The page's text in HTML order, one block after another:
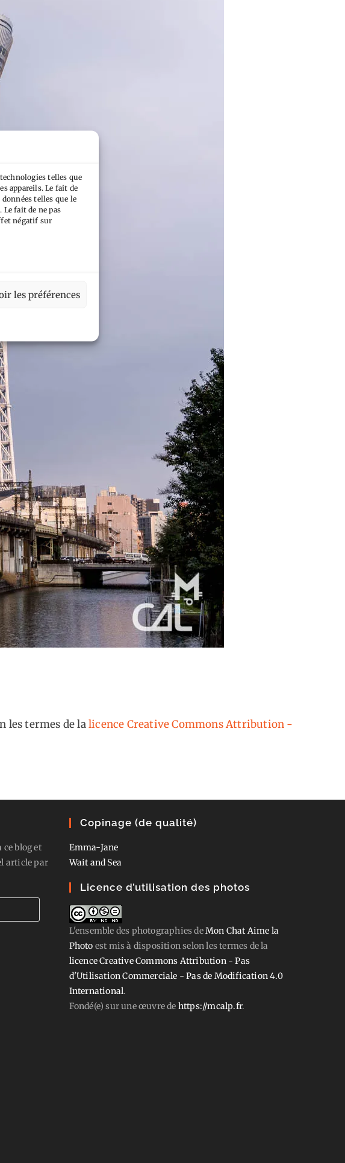
telles que
appareils. Le fait de
telles que le
fait de ne pas
négatif sur
les préférences
les termes de lalicence Creative Commons Attribution -
blog et
article par
Copinage (de qualité)
Emma-Jane
Wait and Sea
Licence d’utilisation des photos
L'ensemble des photographiesdeMon Chat Aime la
Photo est mis à disposition selon les termes de la
licence Creative Commons Attribution - Pas
d'Utilisation Commerciale - Pas de Modification 4.0
International.
Fondé(e) sur une œuvre de https://mcalp.fr.